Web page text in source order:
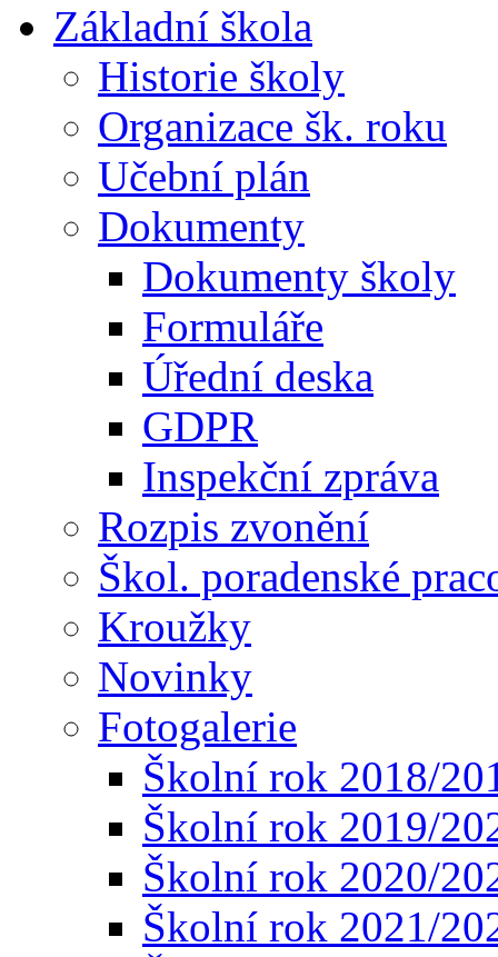
Základní škola
Historie školy
Organizace šk. roku
Učební plán
Dokumenty
Dokumenty školy
Formuláře
Úřední deska
GDPR
Inspekční zpráva
Rozpis zvonění
Škol. poradenské
Kroužky
Novinky
Fotogalerie
Školní rok 2018/
Školní rok 2019/
Školní rok 2020/
Školní rok 2021/